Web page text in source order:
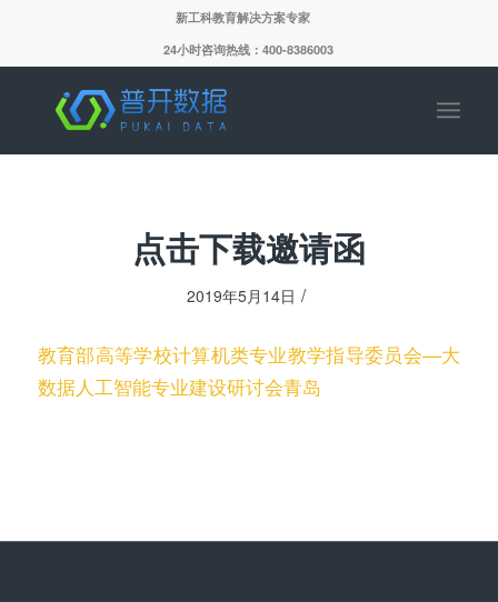
新工科教育解决方案专家
24小时咨询热线：400-8386003
点击下载邀请函
2019年5月14日 /
教育部高等学校计算机类专业教学指导委员会—大
数据人工智能专业建设研讨会青岛